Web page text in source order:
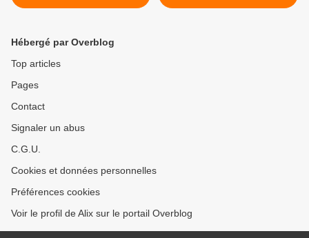
Hébergé par Overblog
Top articles
Pages
Contact
Signaler un abus
C.G.U.
Cookies et données personnelles
Préférences cookies
Voir le profil de Alix sur le portail Overblog